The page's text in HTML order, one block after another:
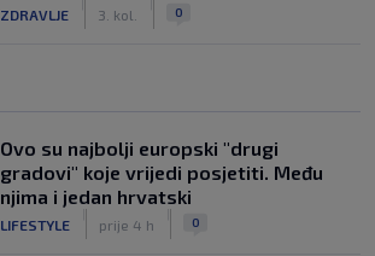
ZDRAVLJE 3. kol. 0
Ovo su najbolji europski "drugi
gradovi" koje vrijedi posjetiti. Među
njima i jedan hrvatski
LIFESTYLE prije 4 h 0